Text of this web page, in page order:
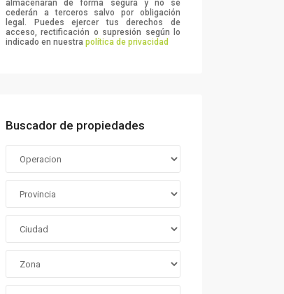
almacenarán de forma segura y no se
cederán a terceros salvo por obligación
legal. Puedes ejercer tus derechos de
acceso, rectificación o supresión según lo
indicado en nuestra política de privacidad
Buscador de propiedades